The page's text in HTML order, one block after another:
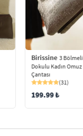
Birissine 3 Bölmeli
Dokulu Kadın Omuz
Çantası
(31)
199.99 ₺